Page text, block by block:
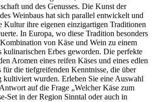
und des Genusses. Die Kunst der
Weinbaus hat sich parallel entwickelt und
Kultur ihre eigenen einzigartigen Traditionen
In Europa, wo diese Tradition besonders
von Käse und Wein zu einem
kulinarischen Erbes geworden. Die perfekte
Aromen eines reifen Käses und eines edlen
für die tiefgreifenden Kenntnisse, die über
kultiviert wurden. Erleben Sie eine Auswahl
auf die Frage „Welcher Käse zum
Set in der Region Sinntal oder auch in